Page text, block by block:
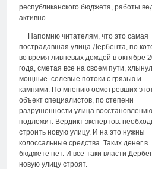
республиканского бюджета, работы
активно.
Напомню читателям, что это самая
пострадавшая улица Дербента, по
во время ливневых дождей в октябре
года, сметая все на своем пути,
мощные селевые потоки с грязью и
камнями. По мнению осмот­ревших
объект специалистов, по степени
разрушенности улица
подлежит. Вердикт экспертов:
строить новую улицу. И на это нужны
колоссальные средства. Таких денег в
бюджете нет. И все-таки власти
новую улицу строят.